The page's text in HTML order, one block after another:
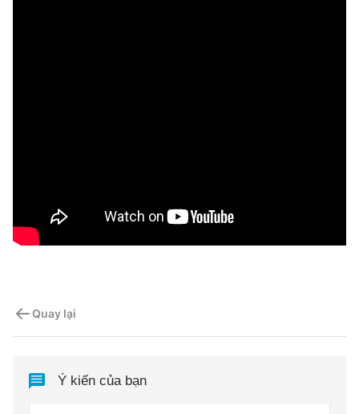
Quay lại
Ý kiến của bạn